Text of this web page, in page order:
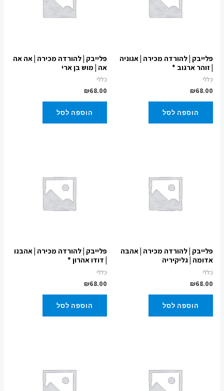
פלייבק | להורדה מכירה | אגוניה
| זוהר ארגוב *
כללי
₪68.00
הוספה לסל
פלייבק | להורדה מכירה | אה אה
אה | מוש בן ארי
כללי
₪68.00
הוספה לסל
פלייבק | להורדה מכירה | אהבה
אדומה | גליקיריה
כללי
₪68.00
הוספה לסל
פלייבק | להורדה מכירה | אהבנו
| דודו אהרון *
כללי
₪68.00
הוספה לסל